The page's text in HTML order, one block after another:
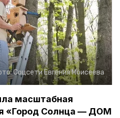
Соцсети Евгения Моисеева
масштабная
«Город Солнца — ДОМ